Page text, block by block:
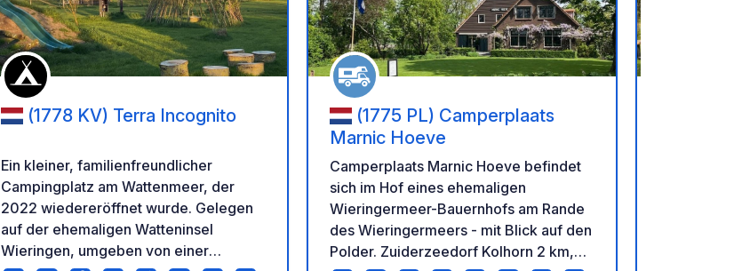
(1778 KV) Terra Incognito
Ein kleiner, familienfreundlicher
Campingplatz am Wattenmeer, der
2022 wiedereröffnet wurde. Gelegen
auf der ehemaligen Watteninsel
Wieringen, umgeben von einer
(1775 PL) Camperplaats
Marnic Hoeve
Camperplaats Marnic Hoeve befindet
sich im Hof eines ehemaligen
Wieringermeer-Bauernhofs am Rande
des Wieringermeers - mit Blick auf den
Polder. Zuiderzeedorf Kolhorn 2 km,